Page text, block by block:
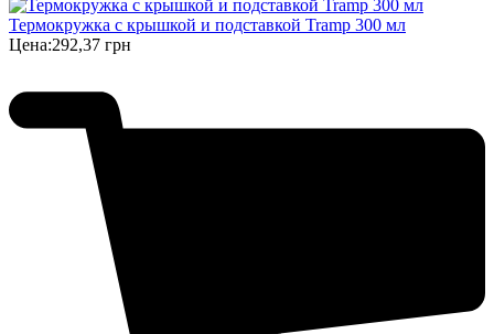
Термокружка с крышкой и подставкой Tramp 300 мл
Цена:292,37 грн